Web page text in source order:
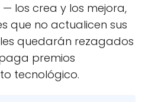
los crea y los mejora,
que no actualicen sus
quedarán rezagados
premios
tecnológico.